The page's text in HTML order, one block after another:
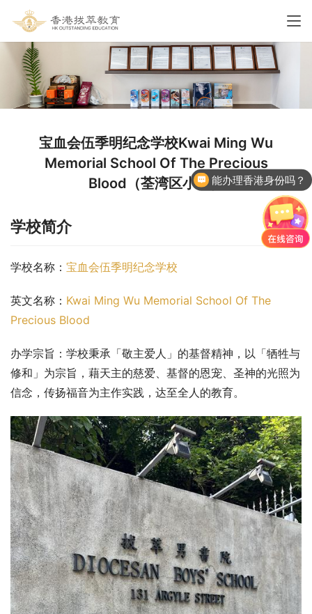
宝血会伍季明纪念学校Kwai Ming Wu
Memorial School Of The Precious
Blood（荃湾区小学）
学校简介
学校名称： 宝血会伍季明纪念学校
英文名称： Kwai Ming Wu Memorial School Of The
Precious Blood
办学宗旨：学校秉承「敬主爱人」的基督精神，以「牺牲与
修和」为宗旨，藉天主的慈爱、基督的恩宠、圣神的光照为
信念，传扬福音为主作实践，达至全人的教育。
能办理香港身份吗？